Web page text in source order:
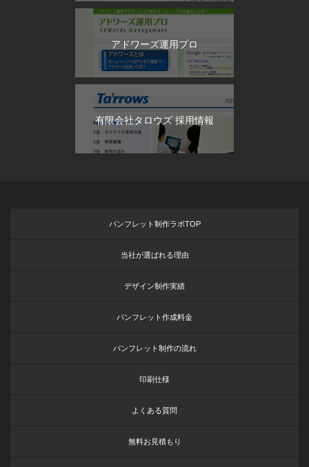
アドワーズ運用プロ
有限会社タロウズ 採用情報
パンフレット制作ラボTOP
当社が選ばれる理由
デザイン制作実績
パンフレット作成料金
パンフレット制作の流れ
印刷仕様
よくある質問
無料お見積もり